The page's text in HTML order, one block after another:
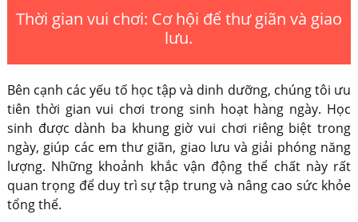
Thời gian vui chơi: Cơ hội để thư giãn và giao
lưu.
Bên cạnh các yếu tố học tập và dinh dưỡng, chúng tôi ưu
tiên thời gian vui chơi trong sinh hoạt hàng ngày. Học
sinh được dành ba khung giờ vui chơi riêng biệt trong
ngày, giúp các em thư giãn, giao lưu và giải phóng năng
lượng. Những khoảnh khắc vận động thể chất này rất
quan trọng để duy trì sự tập trung và nâng cao sức khỏe
tổng thể.